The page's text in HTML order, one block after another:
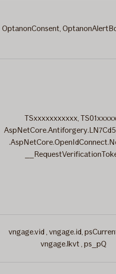
OptanonConsent,
TSxxxxxxxxxxx,
vngage.vid , vngage.id,
vngage.lkvt , ps_pQ